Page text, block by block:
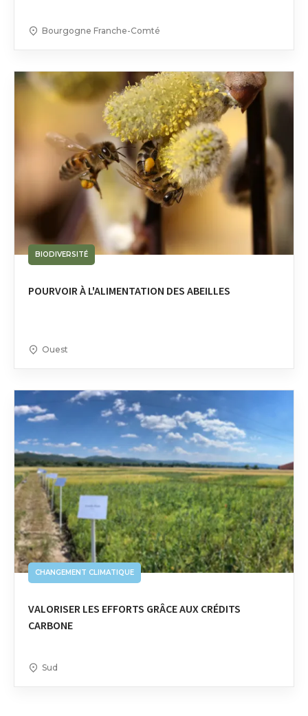
Bourgogne Franche-Comté
BIODIVERSITÉ
POURVOIR À L'ALIMENTATION DES ABEILLES
Ouest
CHANGEMENT CLIMATIQUE
VALORISER LES EFFORTS GRÂCE AUX CRÉDITS
CARBONE
Sud